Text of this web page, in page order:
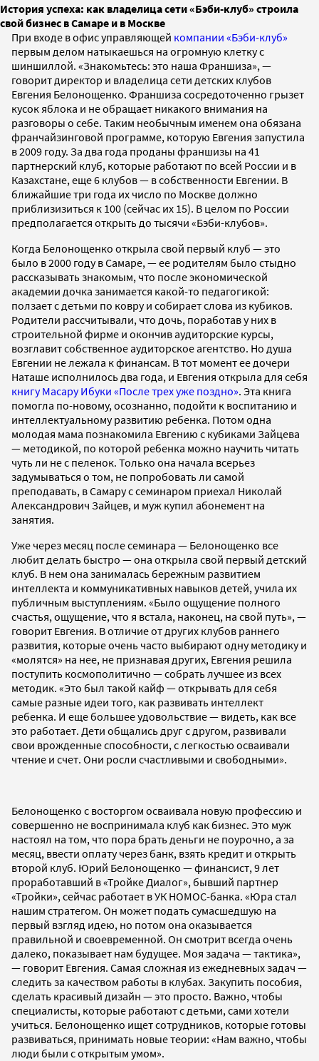
История успеха: как владелица сети «Бэби-клуб» строила
свой бизнес в Самаре и в Москве
При входе в офис управляющей компании «Бэби-клуб»
первым делом натыкаешься на огромную клетку с
шиншиллой. «Знакомьтесь: это наша Франшиза», —
говорит директор и владелица сети детских клубов
Евгения Белонощенко. Франшиза сосредоточенно грызет
кусок яблока и не обращает никакого внимания на
разговоры о себе. Таким необычным именем она обязана
франчайзинговой программе, которую Евгения запустила
в 2009 году. За два года проданы франшизы на 41
партнерский клуб, которые работают по всей России и в
Казахстане, еще 6 клубов — в собственности Евгении. В
ближайшие три года их число по Москве должно
приблизизиться к 100 (сейчас их 15). В целом по России
предполагается открыть до тысячи «Бэби-клубов».
Когда Белонощенко открыла свой первый клуб — это
было в 2000 году в Самаре, — ее родителям было стыдно
рассказывать знакомым, что после экономической
академии дочка занимается какой-то педагогикой:
ползает с детьми по ковру и собирает слова из кубиков.
Родители рассчитывали, что дочь, поработав у них в
строительной фирме и окончив аудиторские курсы,
возглавит собственное аудиторское агентство. Но душа
Евгении не лежала к финансам. В тот момент ее дочери
Наташе исполнилось два года, и Евгения открыла для себя
книгу Масару Ибуки «После трех уже поздно». Эта книга
помогла по-новому, осознанно, подойти к воспитанию и
интеллектуальному развитию ребенка. Потом одна
молодая мама познакомила Евгению с кубиками Зайцева
— методикой, по которой ребенка можно научить читать
чуть ли не с пеленок. Только она начала всерьез
задумываться о том, не попробовать ли самой
преподавать, в Самару с семинаром приехал Николай
Александрович Зайцев, и муж купил абонемент на
занятия.
Уже через месяц после семинара — Белонощенко все
любит делать быстро — она открыла свой первый детский
клуб. В нем она занималась бережным развитием
интеллекта и коммуникативных навыков детей, учила их
публичным выступлениям. «Было ощущение полного
счастья, ощущение, что я встала, наконец, на свой путь», —
говорит Евгения. В отличие от других клубов раннего
развития, которые очень часто выбирают одну методику и
«молятся» на нее, не признавая других, Евгения решила
поступить космополитично — собрать лучшее из всех
методик. «Это был такой кайф — открывать для себя
самые разные идеи того, как развивать интеллект
ребенка. И еще большее удовольствие — видеть, как все
это работает. Дети общались друг с другом, развивали
свои врожденные способности, с легкостью осваивали
чтение и счет. Они росли счастливыми и свободными».
Белонощенко с восторгом осваивала новую профессию и
совершенно не воспринимала клуб как бизнес. Это муж
настоял на том, что пора брать деньги не поурочно, а за
месяц, ввести оплату через банк, взять кредит и открыть
второй клуб. Юрий Белонощенко — финансист, 9 лет
проработавший в «Тройке Диалог», бывший партнер
«Тройки», сейчас работает в УК НОМОС-банка. «Юра стал
нашим стратегом. Он может подать сумасшедшую на
первый взгляд идею, но потом она оказывается
правильной и своевременной. Он смотрит всегда очень
далеко, показывает нам будущее. Моя задача — тактика»,
— говорит Евгения. Самая сложная из ежедневных задач —
следить за качеством работы в клубах. Закупить пособия,
сделать красивый дизайн — это просто. Важно, чтобы
специалисты, которые работают с детьми, сами хотели
учиться. Белонощенко ищет сотрудников, которые готовы
развиваться, принимать новые теории: «Нам важно, чтобы
люди были с открытым умом».